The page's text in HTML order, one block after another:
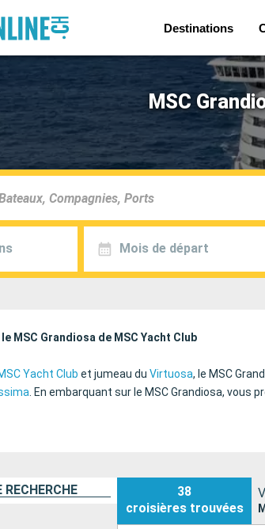
Destinations
MSC
Mois de départ
MSC Grandiosa de MSC Yacht Club
Yacht Club et jumeau du Virtuosa, le MSC
. En embarquant sur le MSC Grandiosa, vous
38
croisières trouvées